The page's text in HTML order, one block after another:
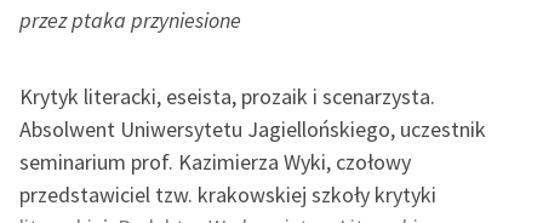
Szkoła Poezji Wolnych
O nas
O projekcie
przez ptaka przyniesione
Krytyk literacki, eseista, prozaik i scenarzysta.
Absolwent Uniwersytetu Jagiellońskiego, uczestnik
seminarium prof. Kazimierza Wyki, czołowy
przedstawiciel tzw. krakowskiej szkoły krytyki